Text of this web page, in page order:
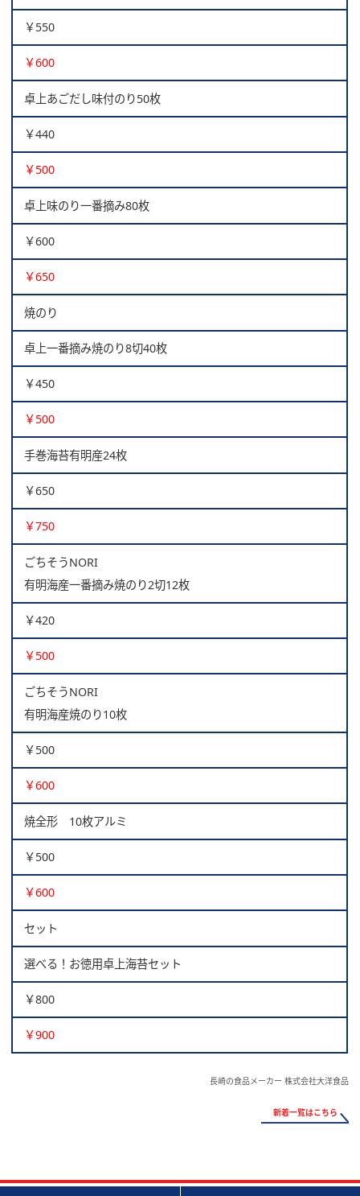
￥550
￥600
卓上あごだし味付のり50枚
￥440
￥500
卓上味のり一番摘み80枚
￥600
￥650
焼のり
卓上一番摘み焼のり8切40枚
￥450
￥500
手巻海苔有明産24枚
￥650
￥750
ごちそうNORI
有明海産一番摘み焼のり2切12枚
￥420
￥500
ごちそうNORI
有明海産焼のり10枚
￥500
￥600
焼全形 10枚アルミ
￥500
￥600
セット
選べる！お徳用卓上海苔セット
￥800
￥900
長崎の食品メーカー 株式会社大洋食品
新着一覧はこちら